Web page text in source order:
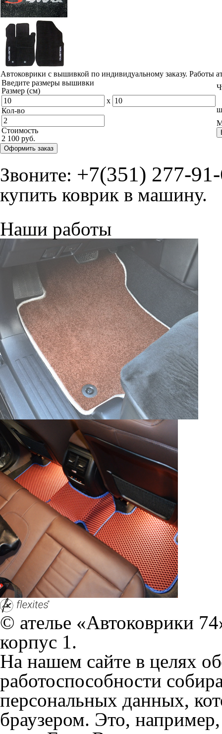
Автоковрики с вышивкой по индивидуальному заказу. Работы
Введите размеры вышивки
Размер (см)
x
Кол-во
Стоимость
2 100 руб.
Оформить заказ
Звоните: +7(351) 277-
купить коврик в машину.
Наши работы
© ателье «Автоковрики
корпус 1.
На нашем сайте в целях
работоспособности
персональных данных,
браузером. Это,
и т.д. Если Вы
согласие на обработку
Положении по обработке
+7 (351) 277 91 67